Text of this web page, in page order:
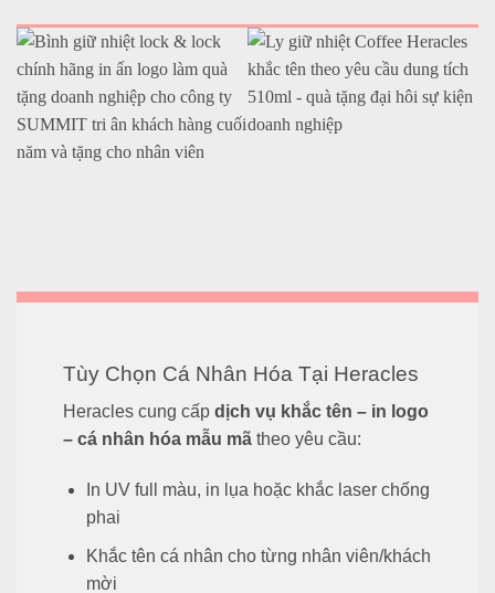
Tùy Chọn Cá Nhân Hóa Tại Heracles
Heracles cung cấp dịch vụ khắc tên – in logo
– cá nhân hóa mẫu mãtheo yêu cầu:
In UV full màu, in lụa hoặc khắc laser chống
phai
Khắc tên cá nhân cho từng nhân viên/khách
mời